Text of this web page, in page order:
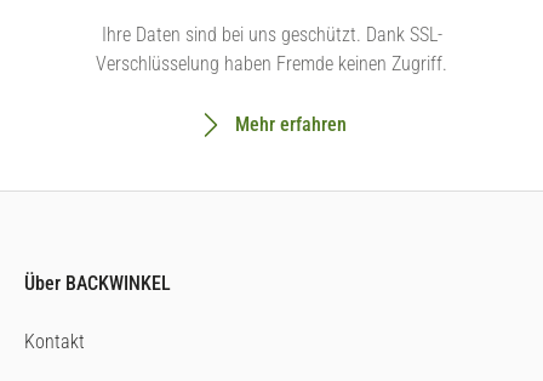
Ihre Daten sind bei uns geschützt. Dank SSL-
Verschlüsselung haben Fremde keinen Zugriff.
Mehr erfahren
Über BACKWINKEL
Kontakt